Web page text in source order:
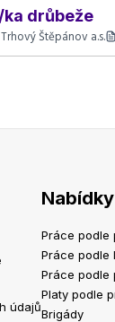
drůbeže
Trhový Štěpánov a.s.
údajů
Práce podle
Práce podle
Práce podle
Platy podle
Brigády